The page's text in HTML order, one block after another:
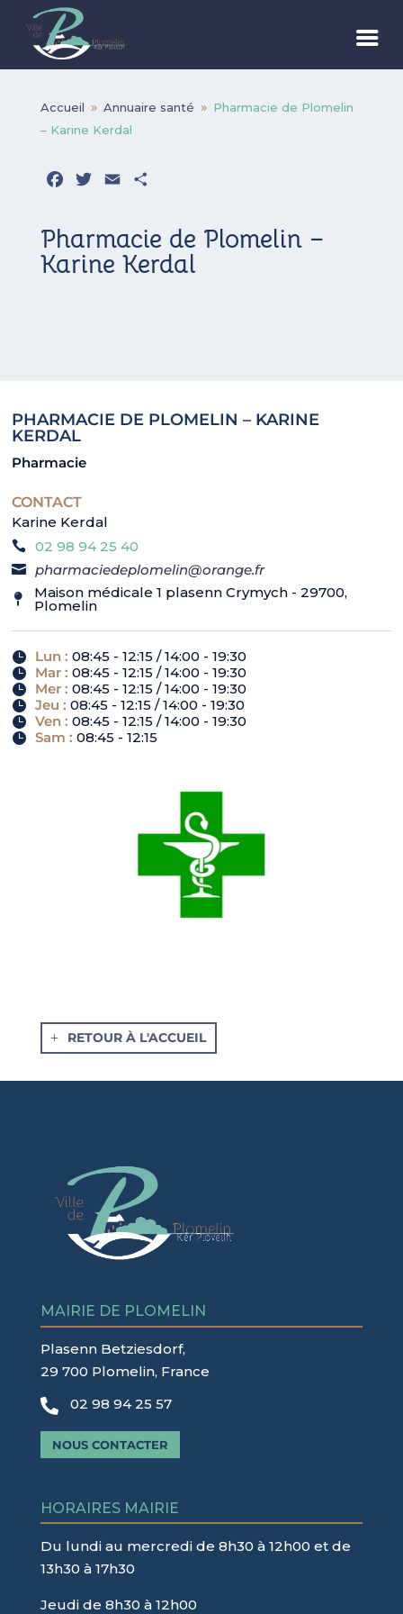
Accueil 9 Annuaire santé 9
Pharmacie de Plomelin
– Karine Kerdal
Facebook
Twitter
Email
Pharmacie de Plomelin –
Karine Kerdal
PHARMACIE DE PLOMELIN – KARINE
KERDAL
Pharmacie
CONTACT
Karine Kerdal
02 98 94 25 40
pharmaciedeplomelin@orange.fr
Maison médicale 1 plasenn Crymych - 29700,
Plomelin
Lun:08:45 - 12:15 / 14:00 - 19:30
Mar:08:45 - 12:15 / 14:00 - 19:30
Mer:08:45 - 12:15 / 14:00 - 19:30
Jeu:08:45 - 12:15 / 14:00 - 19:30
Ven:08:45 - 12:15 / 14:00 - 19:30
Sam:08:45 - 12:15
RETOUR À L'ACCUEIL
MAIRIE DE PLOMELIN
Plasenn Betziesdorf,
29 700 Plomelin, France
 02 98 94 25 57
NOUS CONTACTER
HORAIRES MAIRIE
Du lundi au mercredi de 8h30 à 12h00 et de
13h30 à 17h30
Jeudi de 8h30 à 12h00